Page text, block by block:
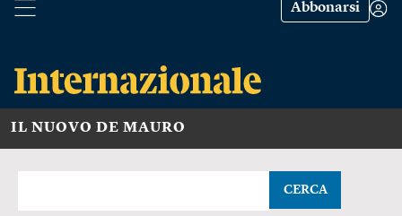
Abbonarsi
IL NUOVO DE MAURO
CERCA